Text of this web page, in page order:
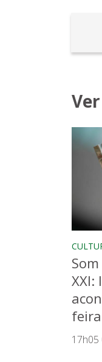
XXI:
17h05